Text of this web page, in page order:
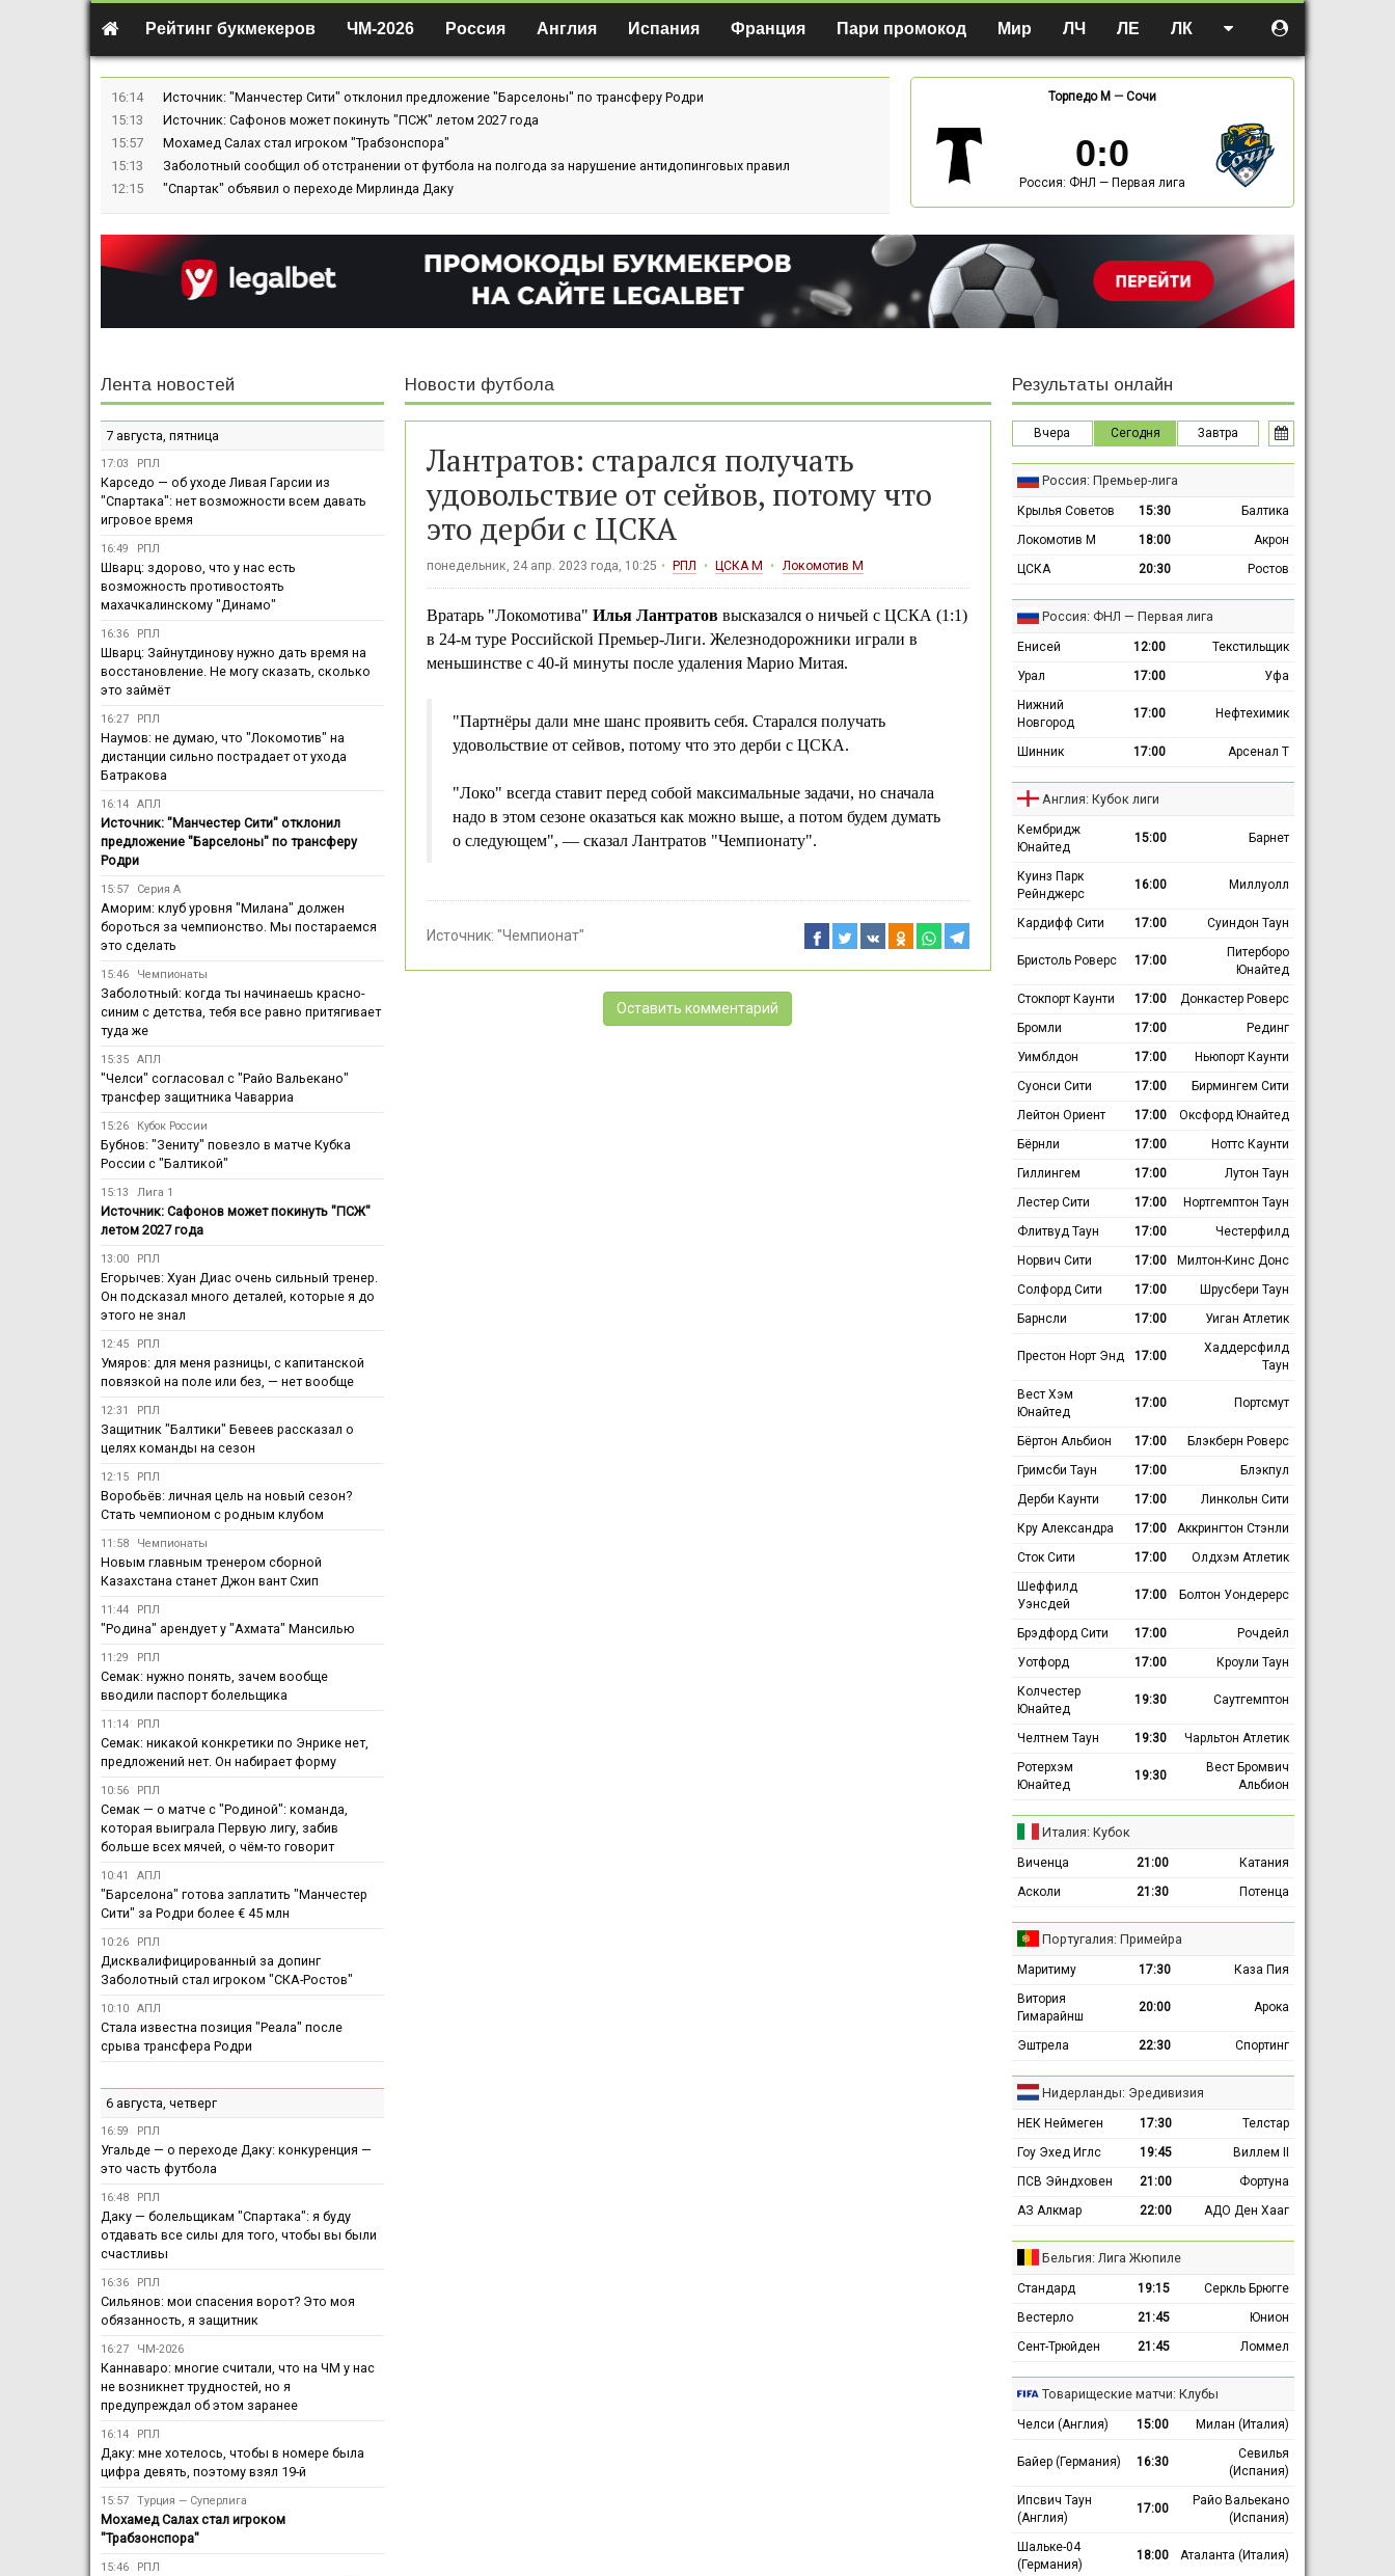
Рейтинг букмекеров ЧМ-2026 Россия Англия Испания Франция Пари промокод Мир ЛЧ ЛЕ ЛК
16:14
Источник: "Манчестер Сити" отклонил предложение "Барселоны" по трансферу Родри
15:13
Источник: Сафонов может покинуть "ПСЖ" летом 2027 года
15:57
Мохамед Салах стал игроком "Трабзонспора"
15:13
Заболотный сообщил об отстранении от футбола на полгода за нарушение антидопинговых правил
12:15
"Спартак" объявил о переходе Мирлинда Даку
Торпедо М — Сочи
0:0
Россия: ФНЛ — Первая лига
Новости футбола
Лантратов: старался получать
удовольствие от сейвов, потому что
это дерби с ЦСКА
понедельник, 24 апр. 2023 года, 10:25 РПЛ ЦСКА М Локомотив М
Вратарь "Локомотива" Илья Лантратоввысказался о ничьей с ЦСКА (1:1)
в 24-м туре Российской Премьер-Лиги. Железнодорожники играли в
меньшинстве с 40-й минуты после удаления Марио Митая.
"Партнёры дали мне шанс проявить себя. Старался получать
удовольствие от сейвов, потому что это дерби с ЦСКА.
"Локо" всегда ставит перед собой максимальные задачи, но сначала
надо в этом сезоне оказаться как можно выше, а потом будем думать
о следующем", — сказал Лантратов "Чемпионату".
Источник: "Чемпионат"
Оставить комментарий
Лента новостей
7 августа, пятница
17:03 РПЛ
Карседо — об уходе Ливая Гарсии из
"Спартака": нет возможности всем давать
игровое время
16:49 РПЛ
Шварц: здорово, что у нас есть
возможность противостоять
махачкалинскому "Динамо"
16:36 РПЛ
Шварц: Зайнутдинову нужно дать время на
восстановление. Не могу сказать, сколько
это займёт
16:27 РПЛ
Наумов: не думаю, что "Локомотив" на
дистанции сильно пострадает от ухода
Батракова
16:14 АПЛ
Источник: "Манчестер Сити" отклонил
предложение "Барселоны" по трансферу
Родри
15:57 Серия А
Аморим: клуб уровня "Милана" должен
бороться за чемпионство. Мы постараемся
это сделать
15:46 Чемпионаты
Заболотный: когда ты начинаешь красно-
синим с детства, тебя все равно притягивает
туда же
15:35 АПЛ
"Челси" согласовал с "Райо Вальекано"
трансфер защитника Чаварриа
15:26 Кубок России
Бубнов: "Зениту" повезло в матче Кубка
России с "Балтикой"
15:13 Лига 1
Источник: Сафонов может покинуть "ПСЖ"
летом 2027 года
13:00 РПЛ
Егорычев: Хуан Диас очень сильный тренер.
Он подсказал много деталей, которые я до
этого не знал
12:45 РПЛ
Умяров: для меня разницы, с капитанской
повязкой на поле или без, — нет вообще
12:31 РПЛ
Защитник "Балтики" Бевеев рассказал о
целях команды на сезон
12:15 РПЛ
Воробьёв: личная цель на новый сезон?
Стать чемпионом с родным клубом
11:58 Чемпионаты
Новым главным тренером сборной
Казахстана станет Джон вант Схип
11:44 РПЛ
"Родина" арендует у "Ахмата" Мансилью
11:29 РПЛ
Семак: нужно понять, зачем вообще
вводили паспорт болельщика
11:14 РПЛ
Семак: никакой конкретики по Энрике нет,
предложений нет. Он набирает форму
10:56 РПЛ
Семак — о матче с "Родиной": команда,
которая выиграла Первую лигу, забив
больше всех мячей, о чём-то говорит
10:41 АПЛ
"Барселона" готова заплатить "Манчестер
Сити" за Родри более € 45 млн
10:26 РПЛ
Дисквалифицированный за допинг
Заболотный стал игроком "СКА-Ростов"
10:10 АПЛ
Стала известна позиция "Реала" после
срыва трансфера Родри
6 августа, четверг
16:59 РПЛ
Угальде — о переходе Даку: конкуренция —
это часть футбола
16:48 РПЛ
Даку — болельщикам "Спартака": я буду
отдавать все силы для того, чтобы вы были
счастливы
16:36 РПЛ
Сильянов: мои спасения ворот? Это моя
обязанность, я защитник
16:27 ЧМ-2026
Каннаваро: многие считали, что на ЧМ у нас
не возникнет трудностей, но я
предупреждал об этом заранее
16:14 РПЛ
Даку: мне хотелось, чтобы в номере была
цифра девять, поэтому взял 19-й
15:57 Турция — Суперлига
Мохамед Салах стал игроком
"Трабзонспора"
15:46 РПЛ
Результаты онлайн
Вчера Сегодня Завтра
Россия: Премьер-лига
Крылья Советов 15:30
Балтика
Локомотив М
18:00
Акрон
ЦСКА
20:30 Ростов
Россия: ФНЛ — Первая лига
Енисей 12:00
Текстильщик
Урал
17:00
Уфа
Нижний
Новгород
17:00 Нефтехимик
Шинник 17:00 Арсенал Т
Англия: Кубок лиги
Кембридж
Юнайтед
15:00 Барнет
Куинз Парк
Рейнджерс
16:00 Миллуолл
Кардифф Сити 17:00 Суиндон Таун
Бристоль Роверс 17:00
Питерборо
Юнайтед
Стокпорт Каунти
17:00
Донкастер Роверс
Бромли
17:00
Рединг
Уимблдон
17:00
Ньюпорт Каунти
Суонси Сити
17:00
Бирмингем Сити
Лейтон Ориент
17:00
Оксфорд Юнайтед
Бёрнли
17:00
Ноттс Каунти
Гиллингем
17:00
Лутон Таун
Лестер Сити
17:00
Нортгемптон Таун
Флитвуд Таун
17:00
Честерфилд
Норвич Сити
17:00
Милтон-Кинс Донс
Солфорд Сити
17:00
Шрусбери Таун
Барнсли
17:00 Уиган Атлетик
Престон Норт Энд 17:00
Хаддерсфилд
Таун
Вест Хэм
Юнайтед
17:00 Портсмут
Бёртон Альбион 17:00
Блэкберн Роверс
Гримсби Таун
17:00
Блэкпул
Дерби Каунти
17:00
Линкольн Сити
Кру Александра
17:00
Аккрингтон Стэнли
Сток Сити
17:00
Олдхэм Атлетик
Шеффилд
Уэнсдей
17:00 Болтон Уондерерс
Брэдфорд Сити 17:00
Рочдейл
Уотфорд
17:00
Кроули Таун
Колчестер
Юнайтед
19:30 Саутгемптон
Челтнем Таун 19:30
Чарльтон Атлетик
Ротерхэм
Юнайтед
19:30
Вест Бромвич
Альбион
Италия: Кубок
Виченца 21:00
Катания
Асколи
21:30 Потенца
Португалия: Примейра
Маритиму 17:30
Каза Пия
Витория
Гимарайнш
20:00 Арока
Эштрела 22:30 Спортинг
Нидерланды: Эредивизия
НЕК Неймеген 17:30
Телстар
Гоу Эхед Иглс
19:45
Виллем II
ПСВ Эйндховен
21:00
Фортуна
АЗ Алкмар
22:00 АДО Ден Хааг
Бельгия: Лига Жюпиле
Стандард 19:15
Серкль Брюгге
Вестерло
21:45
Юнион
Сент-Трюйден
21:45 Ломмел
Товарищеские матчи: Клубы
Челси (Англия) 15:00 Милан (Италия)
Байер (Германия) 16:30
Севилья
(Испания)
Ипсвич Таун
(Англия)
17:00
Райо Вальекано
(Испания)
Шальке-04
(Германия)
18:00 Аталанта (Италия)